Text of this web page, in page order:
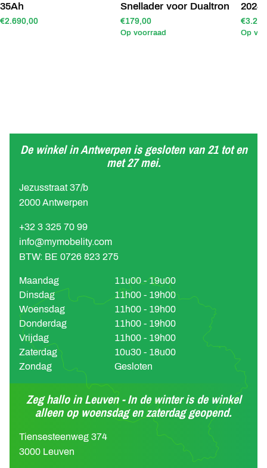
35Ah
€2.690,00
Snellader voor Dualtron
€179,00
Op voorraad
2024
Op
De winkel in Antwerpen is gesloten van 21 tot en
met 27 mei.
Jezusstraat 37/b
2000 Antwerpen
+32 3 325 70 99
info@mymobelity.com
BTW: BE 0726 823 275
Maandag
11u00 - 19u00
Dinsdag
11h00 - 19h00
Woensdag
11h00 - 19h00
Donderdag
11h00 - 19h00
Vrijdag
11h00 - 19h00
Zaterdag
10u30 - 18u00
Zondag
Gesloten
Zeg hallo in Leuven - In de winter is de winkel
alleen op woensdag en zaterdag geopend.
Tiensesteenweg 374
3000 Leuven